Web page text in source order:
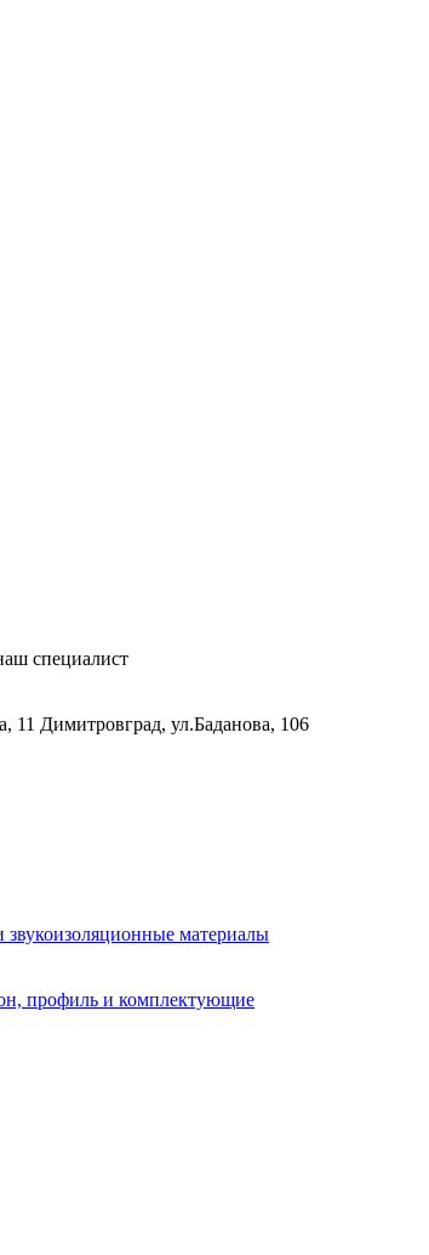
специалист
11 Димитровград, ул.Баданова, 106
звукоизоляционные материалы
профиль и комплектующие